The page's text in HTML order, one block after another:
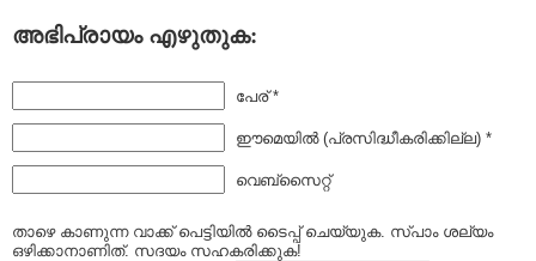
അഭിപ്രായം എഴുതുക:
പേര് *
ഈമെയില്‍ (പ്രസിദ്ധീകരിക്കില്ല) *
വെബ്സൈറ്റ്
താഴെ കാണുന്ന വാക്ക് പെട്ടിയില്‍ ടൈപ്പ്‌ ചെയ്യുക. സ്പാം ശല്യം
ഒഴിക്കാനാണിത്. സദയം സഹകരിക്കുക!